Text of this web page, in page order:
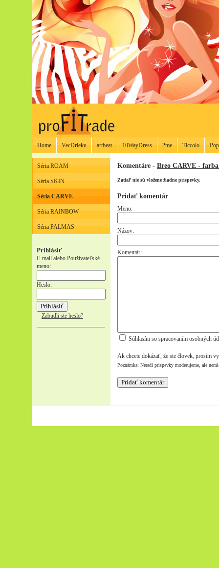
Home VecDrieku artbeat 10WayDress 2me Ticcolo
Séria ROAM
Séria SKIN
Séria CARVE
Séria RAINBOW
Séria PALMAS
Prihlásiť
E-mail alebo Používateľské
meno:
Heslo:
Zabudli ste heslo?
Komentáre - Breo CARVE -
Zatiaľ nie sú vložené žiadne príspevky.
Pridať komentár
Meno:
Názov:
Komentár:
Súhlasím so spracovaním osobných
Ak chcete dokázať, že ste človek, prosím
Poznámka: Neradi príspevky moderujeme, ale